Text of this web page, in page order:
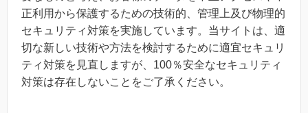
正利用から保護するための技術的、管理上及び物理的
セキュリティ対策を実施しています。当サイトは、適
切な新しい技術や方法を検討するために適宜セキュリ
ティ対策を見直しますが、100％安全なセキュリティ
対策は存在しないことをご了承ください。